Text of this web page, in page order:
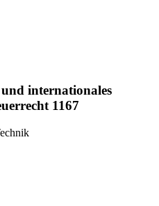
und internationales
1167